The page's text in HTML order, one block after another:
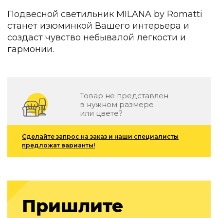
Уличная и садовая мебель
Фитнес и wellness-оборудование
Коллекции
ROOM — Modern
Все коллекции мебели
Подбор, производство и комплектация по вашему
Декор
По типу
Предметы интерьера
Зеркала
Вентиляторы
Ковры
Подвесной светильник MILANA by Romatti
станет изюминкой Вашего интерьера и
создаст чувство небывалой легкости и
гармонии.
Товар не представлен
в нужном размере
или цвете?
Сделайте запрос на заказ и наши специалисты
предложат варианты!
Пришлите